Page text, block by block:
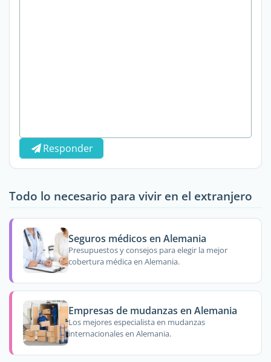
Responder
Todo lo necesario para vivir en el extranjero
Seguros médicos en Alemania
Presupuestos y consejos para elegir la mejor
cobertura médica en Alemania.
Empresas de mudanzas en Alemania
Los mejores especialista en mudanzas
internacionales en Alemania.